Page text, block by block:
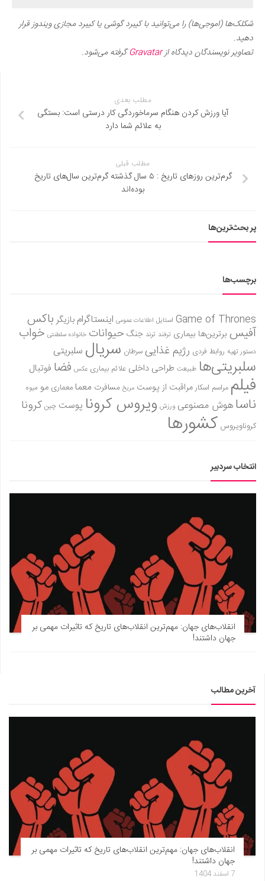
شکلک‌ها (اموجی‌ها) را می‌توانید با کیبرد گوشی یا کیبرد مجازی ویندوز قرار
دهید.
تصاویر نویسندگان دیدگاه ازGravatarگرفته می‌شود.
مطلب بعدی
آیا ورزش کردن هنگام سرماخوردگی کار درستی است: بستگی
به علائم شما دارد
مطلب قبلی
گرم‌ترین روزهای تاریخ : ۵ سال گذشته گرم‌ترین سال‌های تاریخ
بوده‌اند
پر بحث‌ترین‌ها
برچسب‌ها
Game of Thrones استایل اطلاعات عمومی اینستاگرام بازیگر باکس
آفیس برترین‌ها بیماری ترفند ترند جنگ حیوانات خانواده سلطنتی خواب
دستور تهیه روابط فردی رژیم غذاییسرطان سریال سلبریتی
سلبریتی‌ها طبیعت طراحی داخلی علائم بیماری عکس فضا فوتبال
فیلم مراسم اسکارمراقبت از پوست مریخ مسافرت معمامعماری مو میوه
ناساهوش مصنوعی ورزش ویروس کرونا پوست چین کرونا
کروناویروس کشورها
انتخاب سردبیر
انقلاب‌های جهان: مهم‌ترین انقلاب‌های تاریخ که تاثیرات مهمی بر
جهان داشتند!
آخرین مطالب
انقلاب‌های جهان: مهم‌ترین انقلاب‌های تاریخ که تاثیرات مهمی بر
جهان داشتند!
7 اسفند 1404